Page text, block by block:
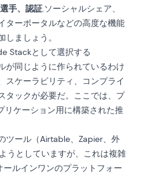
手、認証.ソーシャルシェア、
ターポータルなどの高度な機能
ましょう。
Stackとして選択する
が同じように作られているわけ
スケーラビリティ、コンプライ
タックが必要だ。ここでは、プ
リケーション用に構築された推
ツール（Airtable、Zapier、外
うとしていますが、これは複雑
ルインワンのプラットフォー